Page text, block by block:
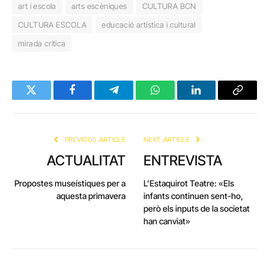
art i escola
arts escèniques
CULTURA BCN
CULTURA ESCOLA
educació artística i cultural
mirada crítica
Twitter FacebookTelegramWhatsAppLinkedInCopy
PREVIOUS ARTICLE
ACTUALITAT
Propostes museístiques per a
aquesta primavera
NEXT ARTICLE
ENTREVISTA
L’Estaquirot Teatre: «Els
infants continuen sent-ho,
però els inputs de la societat
han canviat»